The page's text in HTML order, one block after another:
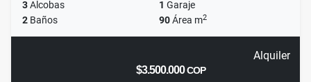
3Alcobas 1 Garaje
2 Baños 90Área m2
Alquiler
$3.500.000COP